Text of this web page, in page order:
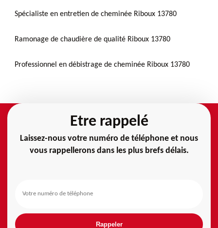
Spécialiste en entretien de cheminée Riboux 13780
Ramonage de chaudière de qualité Riboux 13780
Professionnel en débistrage de cheminée Riboux 13780
Etre rappelé
Laissez-nous votre numéro de téléphone et nous
vous rappellerons dans les plus brefs délais.